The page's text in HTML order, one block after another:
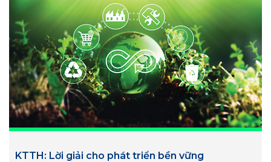
KTTH: Lời giải cho phát triển bền vững